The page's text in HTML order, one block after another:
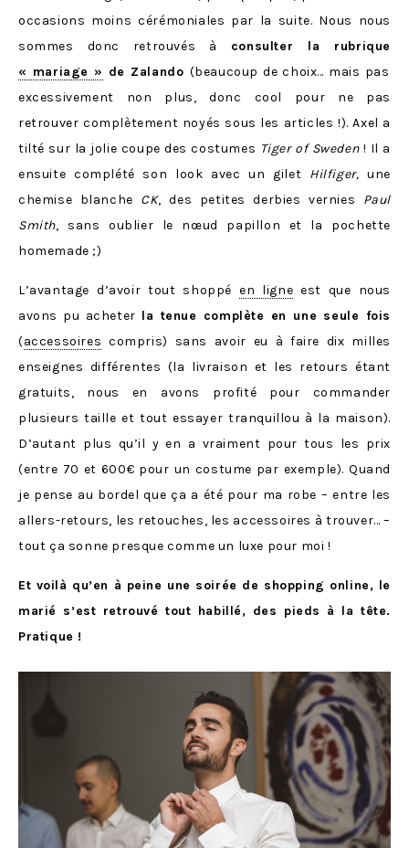
occasions moins cérémoniales par la suite. Nous nous
sommes donc retrouvés à consulter la rubrique
« mariage » de Zalando (beaucoup de choix… mais pas
excessivement non plus, donc cool pour ne pas
retrouver complètement noyés sous les articles !). Axel a
tilté sur la jolie coupe des costumes Tiger of Sweden! Il a
ensuite complété son look avec un gilet Hilfiger, une
chemise blanche CK, des petites derbies vernies Paul
Smith, sans oublier le nœud papillon et la pochette
homemade ;)
L’avantage d’avoir tout shoppé en ligne est que nous
avons pu acheter la tenue complète en une seule fois
(accessoires compris) sans avoir eu à faire dix milles
enseignes différentes (la livraison et les retours étant
gratuits, nous en avons profité pour commander
plusieurs taille et tout essayer tranquillou à la maison).
D’autant plus qu’il y en a vraiment pour tous les prix
(entre 70 et 600€ pour un costume par exemple). Quand
je pense au bordel que ça a été pour ma robe – entre les
allers-retours, les retouches, les accessoires à trouver… –
tout ça sonne presque comme un luxe pour moi !
Et voilà qu’en à peine une soirée de shopping online, le
marié s’est retrouvé tout habillé, des pieds à la tête.
Pratique !